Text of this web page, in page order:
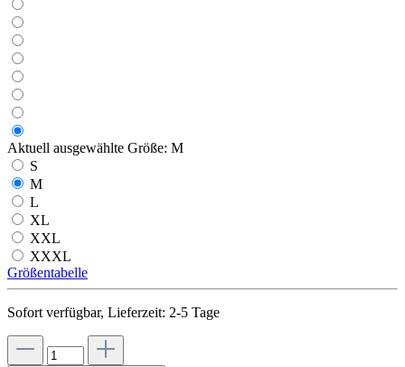
Aktuell ausgewählte Größe: M
S
M
L
XL
XXL
XXXL
Größentabelle
Sofort verfügbar, Lieferzeit: 2-5 Tage